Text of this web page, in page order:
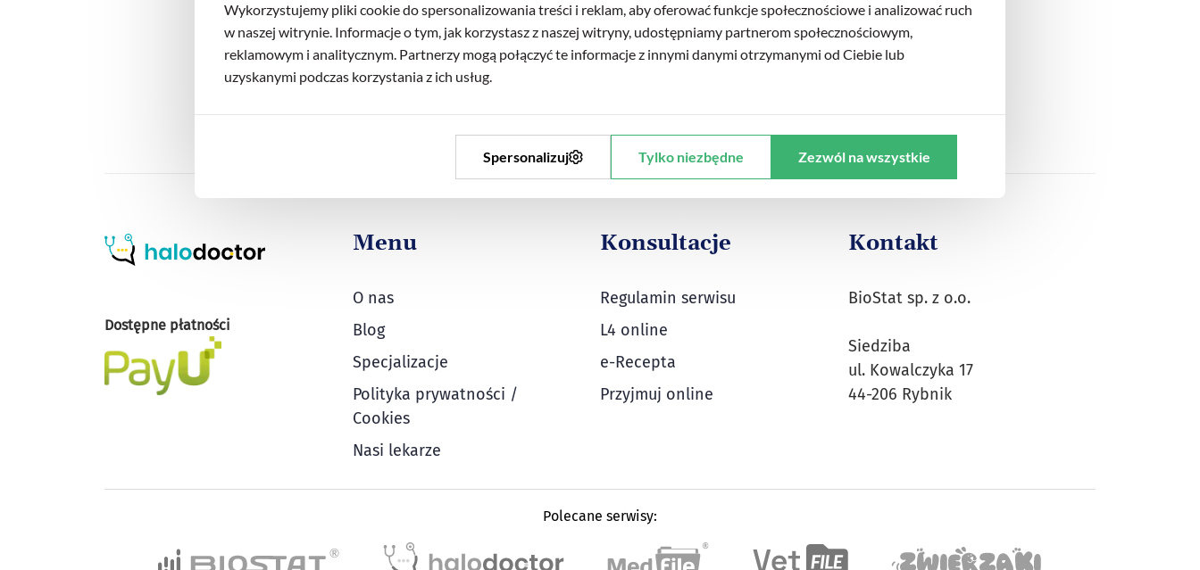
Dostępne płatności
Menu
O nas
Blog
Specjalizacje
Polityka prywatności /
Cookies
Nasi lekarze
Konsultacje
Regulamin serwisu
L4 online
e-Recepta
Przyjmuj online
Kontakt
BioStat sp. z o.o.
Siedziba
ul. Kowalczyka 17
44-206 Rybnik
Polecane serwisy:
Wykorzystujemy pliki cookie do spersonalizowania treści i reklam, aby oferować funkcje społecznościowe i analizować ruch
w naszej witrynie. Informacje o tym, jak korzystasz z naszej witryny, udostępniamy partnerom społecznościowym,
reklamowym i analitycznym. Partnerzy mogą połączyć te informacje z innymi danymi otrzymanymi od Ciebie lub
uzyskanymi podczas korzystania z ich usług.
Spersonalizuj Tylko niezbędne Zezwól na wszystkie